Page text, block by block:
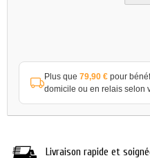
Plus que 79,90 € pour
domicile ou en relais selon
Livraison rapide et